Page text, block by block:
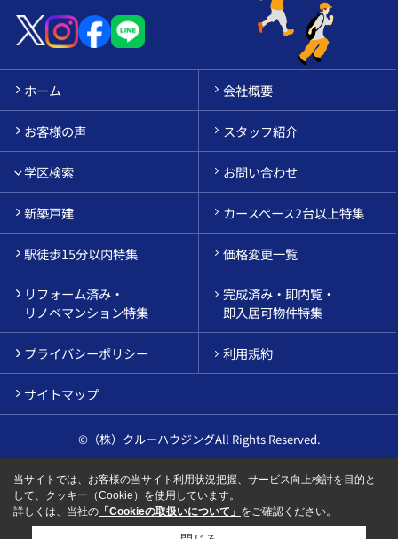
ホーム 会社概要
お客様の声 スタッフ紹介
学区検索 お問い合わせ
新築戸建 カースペース2台以上特集
駅徒歩15分以内特集 価格変更一覧
リフォーム済み・
リノベマンション特集
完成済み・即内覧・
即入居可物件特集
プライバシーポリシー 利用規約
サイトマップ
©（株）クルーハウジングAll Rights Reserved.
当サイトでは、お客様の当サイト利用状況把握、サービス向上検討を目的と
して、クッキー（Cookie）を使用しています。
詳しくは、当社の 「Cookieの取扱いについて」 をご確認ください。